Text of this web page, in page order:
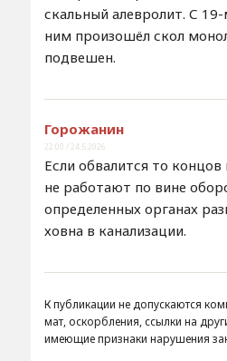
скальный алевролит. С
ним произошёл скол
подвешен.
Горожанин
22:00 / 24.5.2026
Если обвалится то концов
не работают по вине
определенных органах
ховна в канализации.
К публикации не допускаются
мат, оскорбления, ссылки на
имеющие признаки нарушения